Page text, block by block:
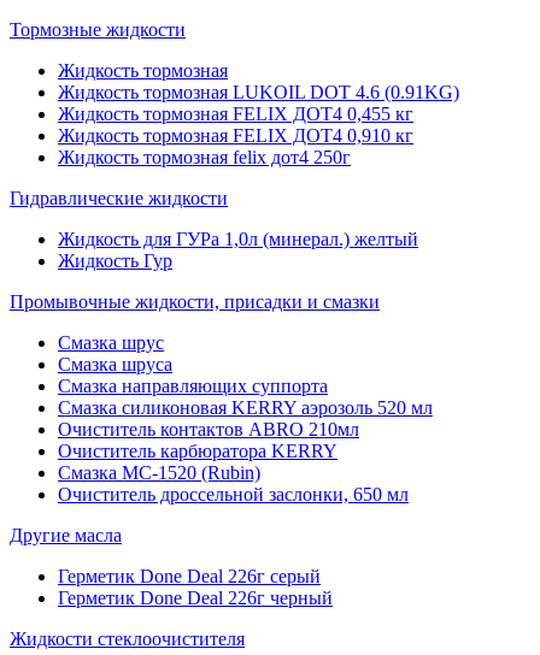
Тормозные жидкости
Жидкость тормозная
Жидкость тормозная LUKOIL DOT 4.6 (0.91KG)
Жидкость тормозная FELIX ДОТ4 0,455 кг
Жидкость тормозная FELIX ДОТ4 0,910 кг
Жидкость тормозная felix дот4 250г
Гидравлические жидкости
Жидкость для ГУРа 1,0л (минерал.) желтый
Жидкость Гур
Промывочные жидкости, присадки и смазки
Смазка шрус
Смазка шруса
Смазка направляющих суппорта
Смазка силиконовая KERRY аэрозоль 520 мл
Очиститель контактов ABRO 210мл
Очиститель карбюратора KERRY
Смазка МС-1520 (Rubin)
Очиститель дроссельной заслонки, 650 мл
Другие масла
Герметик Done Deal 226г серый
Герметик Done Deal 226г черный
Жидкости стеклоочистителя